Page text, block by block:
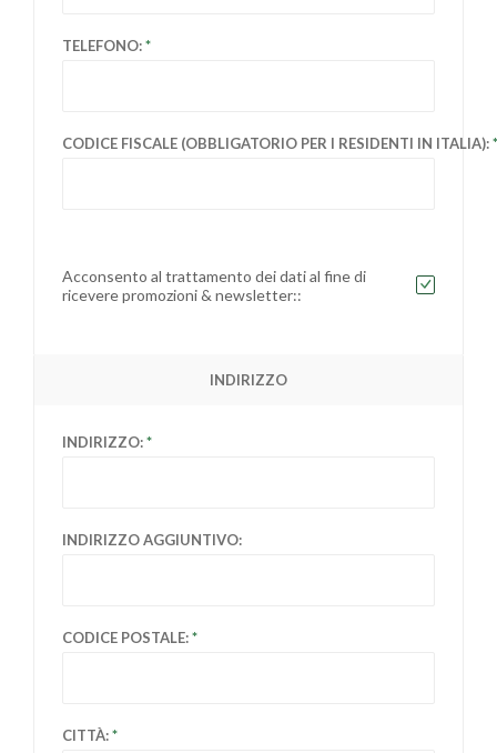
TELEFONO:
CODICE FISCALE (OBBLIGATORIO PER I RESIDENTI IN ITALIA):
Acconsento al trattamento dei dati al fine di
ricevere promozioni & newsletter::
INDIRIZZO
INDIRIZZO:
INDIRIZZO AGGIUNTIVO:
CODICE POSTALE:
CITTÀ: